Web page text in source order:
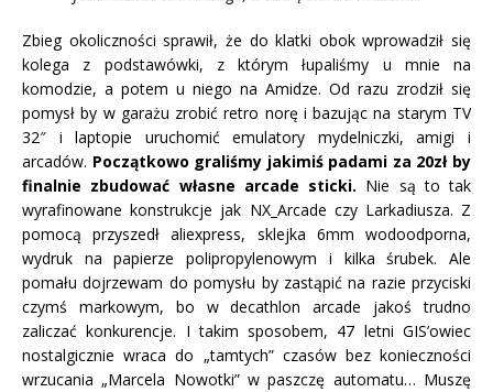
Zbieg okoliczności sprawił, że do klatki obok wprowadził się
kolega z podstawówki, z którym łupaliśmy u mnie na
komodzie, a potem u niego na Amidze. Od razu zrodził się
pomysł by w garażu zrobić retro norę i bazując na starym TV
32″ i laptopie uruchomić emulatory mydelniczki, amigi i
arcadów. Początkowo graliśmy jakimiś padami za 20zł by
finalnie zbudować własne arcade sticki. Nie są to tak
wyrafinowane konstrukcje jak NX_Arcade czy Larkadiusza. Z
pomocą przyszedł aliexpress, sklejka 6mm wodoodporna,
wydruk na papierze polipropylenowym i kilka śrubek. Ale
pomału dojrzewam do pomysłu by zastąpić na razie przyciski
czymś markowym, bo w decathlon arcade jakoś trudno
zaliczać konkurencje. I takim sposobem, 47 letni GIS’owiec
nostalgicznie wraca do „tamtych” czasów bez konieczności
wrzucania „Marcela Nowotki” w paszczę automatu… Muszę